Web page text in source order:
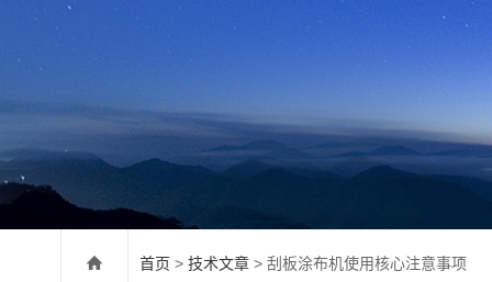
首页 > 技术文章 > 刮板涂布机使用核心注意事项